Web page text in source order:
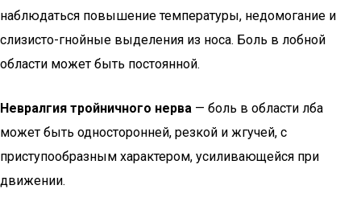
наблюдаться повышение температуры, недомогание и
слизисто-гнойные выделения из носа. Боль в лобной
области может быть постоянной.
Невралгия тройничного нерва — боль в области лба
может быть односторонней, резкой и жгучей, с
приступообразным характером, усиливающейся при
движении.